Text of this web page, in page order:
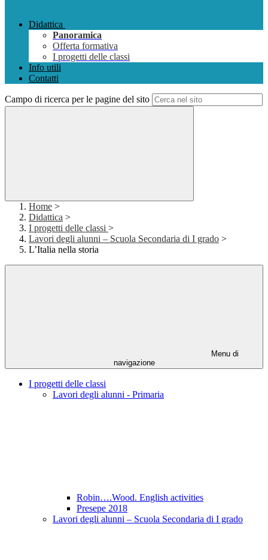
Didattica
Panoramica
Offerta formativa
I progetti delle classi
Info utili
Contatti
Campo di ricerca per le pagine del sito
Home >
Didattica >
I progetti delle classi >
Lavori degli alunni – Scuola Secondaria di I grado >
L’Italia nella storia
Menu di
navigazione
I progetti delle classi
Lavori degli alunni - Primaria
Robin….Wood. English activities
Presepe 2018
Lavori degli alunni – Scuola Secondaria di I grado